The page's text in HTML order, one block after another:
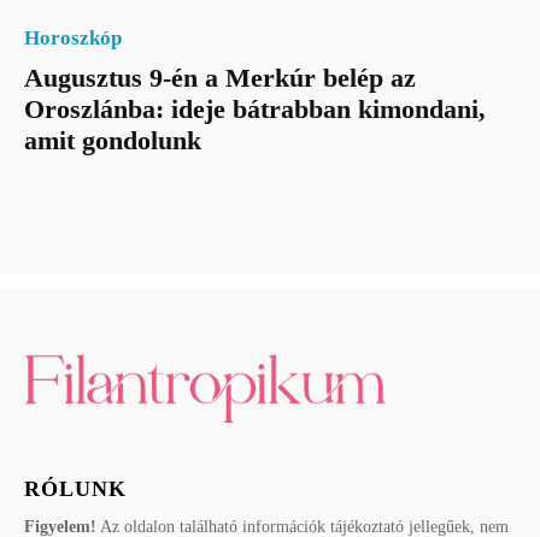
Horoszkóp
Augusztus 9-én a Merkúr belép az
Oroszlánba: ideje bátrabban kimondani,
amit gondolunk
RÓLUNK
Figyelem! Az oldalon található információk tájékoztató jellegűek, nem